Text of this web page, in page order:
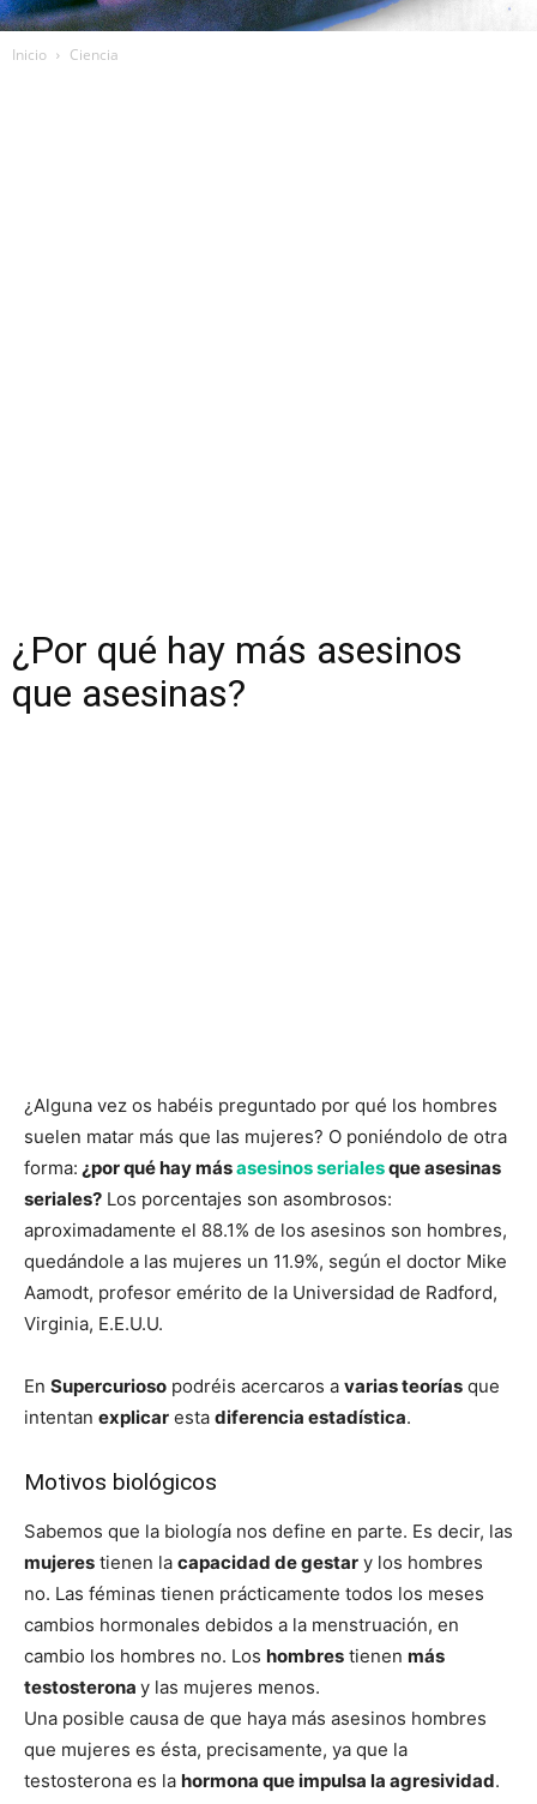
Inicio Ciencia
¿Por qué hay más asesinos
que asesinas?
¿Alguna vez os habéis preguntado por qué los hombres
suelen matar más que las mujeres? O poniéndolo de otra
forma: ¿por qué hay másasesinos serialesque asesinas
seriales? Los porcentajes son asombrosos:
aproximadamente el 88.1% de los asesinos son hombres,
quedándole a las mujeres un 11.9%, según el doctor Mike
Aamodt, profesor emérito de la Universidad de Radford,
Virginia, E.E.U.U.
En Supercurioso podréis acercaros a varias teorías que
intentan explicar esta diferencia estadística.
Motivos biológicos
Sabemos que la biología nos define en parte. Es decir, las
mujeres tienen la capacidad de gestar y los hombres
no. Las féminas tienen prácticamente todos los meses
cambios hormonales debidos a la menstruación, en
cambio los hombres no. Los hombres tienen más
testosterona y las mujeres menos.
Una posible causa de que haya más asesinos hombres
que mujeres es ésta, precisamente, ya que la
testosterona es la hormona que impulsa la agresividad.